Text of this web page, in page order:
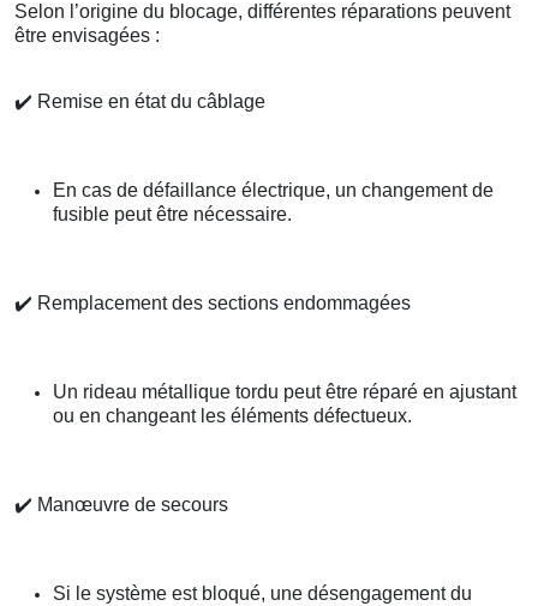
Selon l’origine du blocage, différentes réparations peuvent
être envisagées :
✔️ Remise en état du câblage
En cas de défaillance électrique, un changement de
fusible peut être nécessaire.
✔️ Remplacement des sections endommagées
Un rideau métallique tordu peut être réparé en ajustant
ou en changeant les éléments défectueux.
✔️ Manœuvre de secours
Si le système est bloqué, une désengagement du